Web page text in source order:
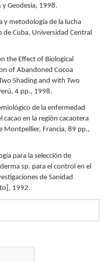
y Geodesia, 1998.
y metodología de la lucha
Cuba, Universidad Central
the Effect of Biological
of Abandoned Cocoa
Shading and with Two
4 pp., 1998.
de la enfermedad
cacao en la región cacaotera
Montpellier, Francia, 89 pp.,
para la selección de
sp. para el control en el
de Sanidad
1992.